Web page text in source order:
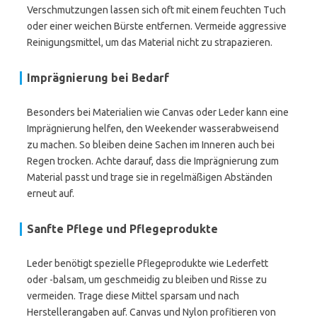
Verschmutzungen lassen sich oft mit einem feuchten Tuch
oder einer weichen Bürste entfernen. Vermeide aggressive
Reinigungsmittel, um das Material nicht zu strapazieren.
Imprägnierung bei Bedarf
Besonders bei Materialien wie Canvas oder Leder kann eine
Imprägnierung helfen, den Weekender wasserabweisend
zu machen. So bleiben deine Sachen im Inneren auch bei
Regen trocken. Achte darauf, dass die Imprägnierung zum
Material passt und trage sie in regelmäßigen Abständen
erneut auf.
Sanfte Pflege und Pflegeprodukte
Leder benötigt spezielle Pflegeprodukte wie Lederfett
oder -balsam, um geschmeidig zu bleiben und Risse zu
vermeiden. Trage diese Mittel sparsam und nach
Herstellerangaben auf. Canvas und Nylon profitieren von